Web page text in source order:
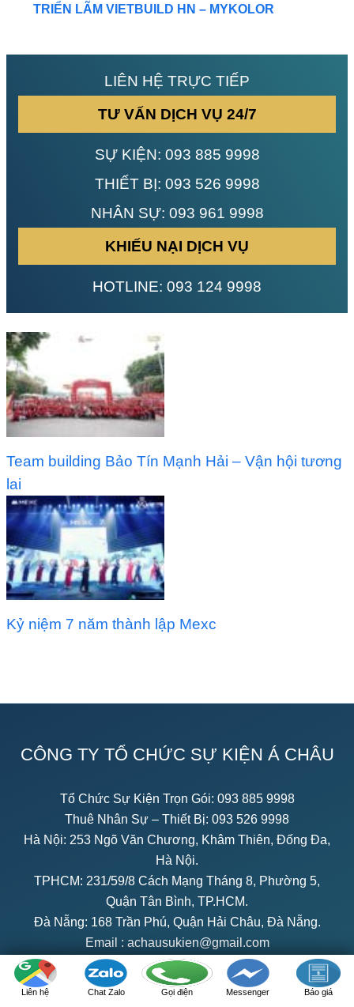
TRIỂN LÃM VIETBUILD HN – MYKOLOR
LIÊN HỆ TRỰC TIẾP
TƯ VẤN DỊCH VỤ 24/7
SỰ KIỆN: 093 885 9998
THIẾT BỊ: 093 526 9998
NHÂN SỰ: 093 961 9998
KHIẾU NẠI DỊCH VỤ
HOTLINE: 093 124 9998
Team building Bảo Tín Mạnh Hải – Vận hội tương
lai
Kỷ niệm 7 năm thành lập Mexc
CÔNG TY TỔ CHỨC SỰ KIỆN Á CHÂU
Tổ Chức Sự Kiện Trọn Gói: 093 885 9998
Thuê Nhân Sự – Thiết Bị: 093 526 9998
Hà Nội: 253 Ngõ Văn Chương, Khâm Thiên, Đống Đa,
Hà Nội.
TPHCM: 231/59/8 Cách Mạng Tháng 8, Phường 5,
Quận Tân Bình, TP.HCM.
Đà Nẵng: 168 Trần Phú, Quận Hải Châu, Đà Nẵng.
Email : achausukien@gmail.com
Chính sách bảo mật
Liên hệ Chat Zalo Gọi điện Messenger Báo giá